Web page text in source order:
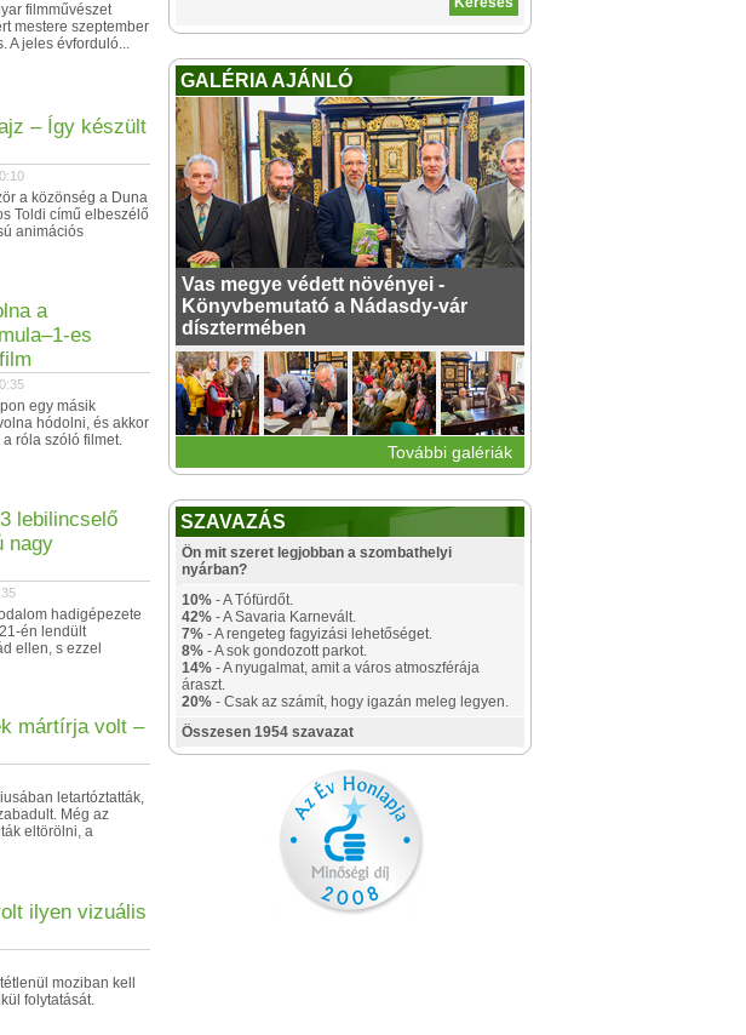
filmművészet
mestere szeptember
A jeles évforduló...
– Így készült
a közönség a Duna
Toldi című elbeszélő
animációs
a
es
egy másik
hódolni, és akkor
róla szóló filmet.
lebilincselő
nagy
hadigépezete
én lendült
ellen, s ezzel
mártírja volt –
letartóztatták,
Még az
eltörölni, a
ilyen vizuális
moziban kell
folytatását.
GALÉRIA AJÁNLÓ
Vas megye védett növényei -
Könyvbemutató a Nádasdy-vár
dísztermében
További galériák
SZAVAZÁS
Ön mit szeret legjobban a szombathelyi
nyárban?
10% - A Tófürdőt.
42% - A Savaria Karnevált.
7% - A rengeteg fagyizási lehetőséget.
8% - A sok gondozott parkot.
14% - A nyugalmat, amit a város atmoszférája
áraszt.
20% - Csak az számít, hogy igazán meleg legyen.
Összesen 1954 szavazat